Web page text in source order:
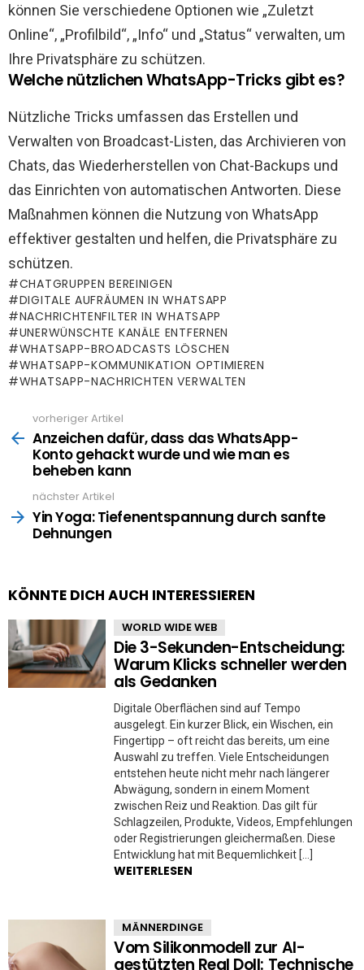
können Sie verschiedene Optionen wie „Zuletzt
Online“, „Profilbild“, „Info“ und „Status“ verwalten, um
Ihre Privatsphäre zu schützen.
Welche nützlichen WhatsApp-Tricks gibt es?
Nützliche Tricks umfassen das Erstellen und
Verwalten von Broadcast-Listen, das Archivieren von
Chats, das Wiederherstellen von Chat-Backups und
das Einrichten von automatischen Antworten. Diese
Maßnahmen können die Nutzung von WhatsApp
effektiver gestalten und helfen, die Privatsphäre zu
schützen.
CHATGRUPPEN BEREINIGEN
DIGITALE AUFRÄUMEN IN WHATSAPP
NACHRICHTENFILTER IN WHATSAPP
UNERWÜNSCHTE KANÄLE ENTFERNEN
WHATSAPP-BROADCASTS LÖSCHEN
WHATSAPP-KOMMUNIKATION OPTIMIEREN
WHATSAPP-NACHRICHTEN VERWALTEN
more
vorheriger Artikel
Anzeichen dafür, dass das WhatsApp-
Konto gehackt wurde und wie man es
beheben kann
nächster Artikel
Yin Yoga: Tiefenentspannung durch sanfte
Dehnungen
KÖNNTE DICH AUCH INTERESSIEREN
WORLD WIDE WEB
Die 3-Sekunden-Entscheidung:
Warum Klicks schneller werden
als Gedanken
Digitale Oberflächen sind auf Tempo
ausgelegt. Ein kurzer Blick, ein Wischen, ein
Fingertipp – oft reicht das bereits, um eine
Auswahl zu treffen. Viele Entscheidungen
entstehen heute nicht mehr nach längerer
Abwägung, sondern in einem Moment
zwischen Reiz und Reaktion. Das gilt für
Schlagzeilen, Produkte, Videos, Empfehlungen
oder Registrierungen gleichermaßen. Diese
Entwicklung hat mit Bequemlichkeit […]
WEITERLESEN
MÄNNERDINGE
Vom Silikonmodell zur AI-
gestützten Real Doll: Technische